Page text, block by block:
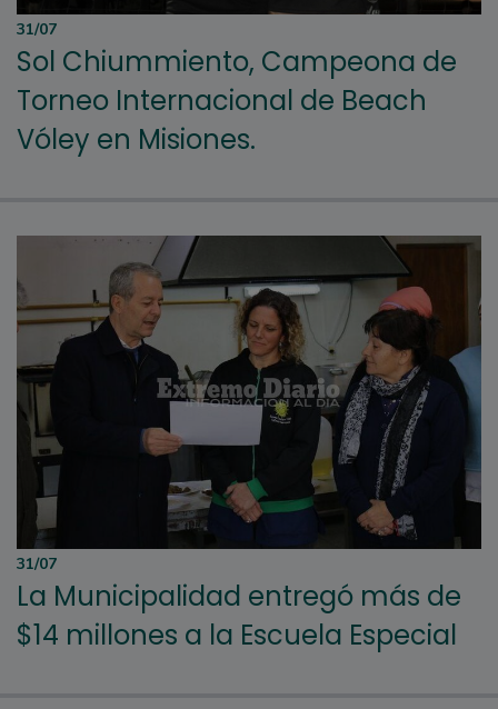
31/07
Sol Chiummiento, Campeona de
Torneo Internacional de Beach
Vóley en Misiones.
31/07
La Municipalidad entregó más de
$14 millones a la Escuela Especial